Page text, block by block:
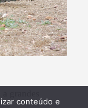
conteúdo e